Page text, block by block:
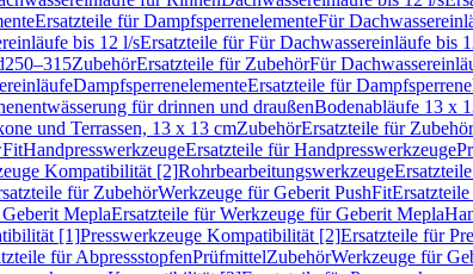
Ersatzteile für DampfsperrenelementeFür
bis 12 l/sErsatzteile für Für Dachwassereinläufe bis
ZubehörErsatzteile für ZubehörFür
DampfsperrenelementeErsatzteile für
für drinnen und draußenBodenabläufe 13 x
und Terrassen, 13 x 13 cmZubehörErsatzteile für Zubehör
HandpresswerkzeugeErsatzteile für Handpresswerkzeuge
Kompatibilität [2]Rohrbearbeitungswerkzeuge
für ZubehörWerkzeuge für Geberit PushFit
MeplaErsatzteile für Werkzeuge für Geberit Mepla
[1]Presswerkzeuge Kompatibilität [2]Ersatzteile für
für AbpressstopfenPrüfmittelZubehörWerkzeuge für